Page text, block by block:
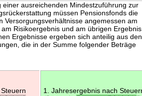
einer ausreichenden Mindestzuführung zur
müssen Pensionsfonds die
Versorgungsverhältnisse angemessen am
Risikoergebnis und am übrigen Ergebnis
Ergebnisse ergeben sich anteilig aus den
die in der Summe folgender Beträge
1. Jahresergebnis nach